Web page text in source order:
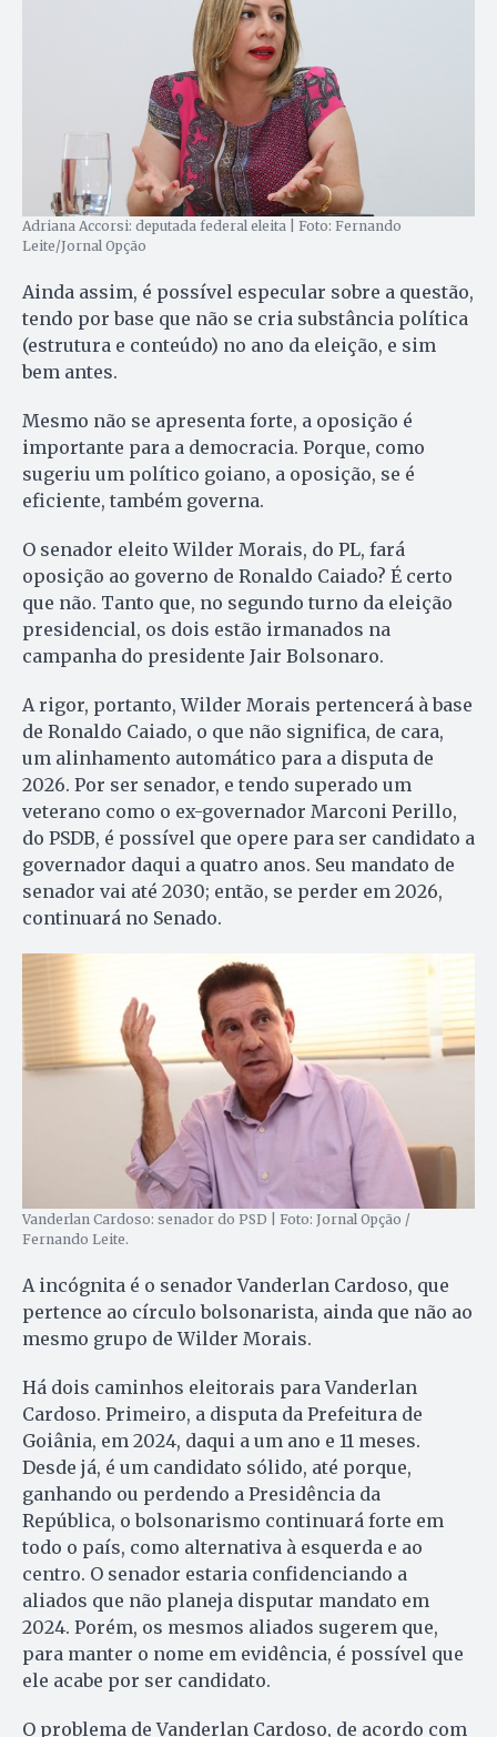
Adriana Accorsi: deputada federal eleita | Foto: Fernando
Leite/Jornal Opção
Ainda assim, é possível especular sobre a questão,
tendo por base que não se cria substância política
(estrutura e conteúdo) no ano da eleição, e sim
bem antes.
Mesmo não se apresenta forte, a oposição é
importante para a democracia. Porque, como
sugeriu um político goiano, a oposição, se é
eficiente, também governa.
O senador eleito Wilder Morais, do PL, fará
oposição ao governo de Ronaldo Caiado? É certo
que não. Tanto que, no segundo turno da eleição
presidencial, os dois estão irmanados na
campanha do presidente Jair Bolsonaro.
A rigor, portanto, Wilder Morais pertencerá à base
de Ronaldo Caiado, o que não significa, de cara,
um alinhamento automático para a disputa de
2026. Por ser senador, e tendo superado um
veterano como o ex-governador Marconi Perillo,
do PSDB, é possível que opere para ser candidato a
governador daqui a quatro anos. Seu mandato de
senador vai até 2030; então, se perder em 2026,
continuará no Senado.
Vanderlan Cardoso: senador do PSD | Foto: Jornal Opção /
Fernando Leite.
A incógnita é o senador Vanderlan Cardoso, que
pertence ao círculo bolsonarista, ainda que não ao
mesmo grupo de Wilder Morais.
Há dois caminhos eleitorais para Vanderlan
Cardoso. Primeiro, a disputa da Prefeitura de
Goiânia, em 2024, daqui a um ano e 11 meses.
Desde já, é um candidato sólido, até porque,
ganhando ou perdendo a Presidência da
República, o bolsonarismo continuará forte em
todo o país, como alternativa à esquerda e ao
centro. O senador estaria confidenciando a
aliados que não planeja disputar mandato em
2024. Porém, os mesmos aliados sugerem que,
para manter o nome em evidência, é possível que
ele acabe por ser candidato.
O problema de Vanderlan Cardoso, de acordo com